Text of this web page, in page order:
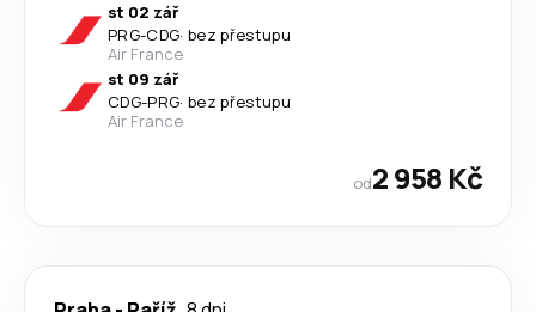
st 02 zář
PRG-CDG· bez přestupu
Air France
st 09 zář
CDG-PRG· bez přestupu
Air France
od2 958 Kč